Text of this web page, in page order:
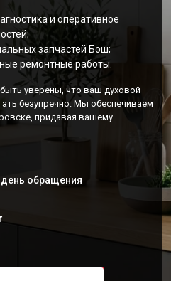
и оперативное
запчастей Бош;
ремонтные работы.
уверены, что ваш духовой
безупречно. Мы обеспечиваем
придавая вашему
обращения